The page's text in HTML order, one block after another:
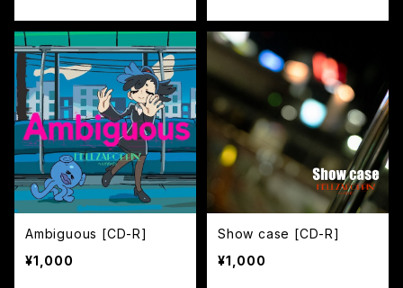
Ambiguous [CD-R]
¥1,000
Show case [CD-R]
¥1,000